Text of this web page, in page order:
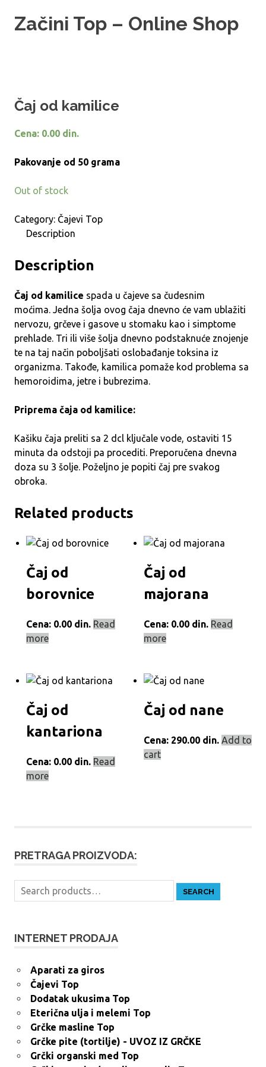
Začini Top – Online Shop
Čaj od kamilice
Cena: 0.00 din.
Pakovanje od 50 grama
Out of stock
Category: Čajevi Top
Description
Description
Čaj od kamilice spada u čajeve sa čudesnim
moćima. Jedna šolja ovog čaja dnevno će vam ublažiti
nervozu, grčeve i gasove u stomaku kao i simptome
prehlade. Tri ili više šolja dnevno podstaknuće znojenje
te na taj način poboljšati oslobađanje toksina iz
organizma. Takođe, kamilica pomaže kod problema sa
hemoroidima, jetre i bubrezima.
Priprema čaja od kamilice:
Kašiku čaja preliti sa 2 dcl ključale vode, ostaviti 15
minuta da odstoji pa procediti. Preporučena dnevna
doza su 3 šolje. Poželjno je popiti čaj pre svakog
obroka.
Related products
Čaj od
borovnice
Cena: 0.00 din. Read
more
Čaj od
majorana
Cena: 0.00 din. Read
more
Čaj od
kantariona
Cena: 0.00 din. Read
more
Čaj od nane
Cena: 290.00 din. Add to
cart
PRETRAGA PROIZVODA:
Search
for:
SEARCH
INTERNET PRODAJA
Aparati za giros
Čajevi Top
Dodatak ukusima Top
Eterična ulja i melemi Top
Grčke masline Top
Grčke pite (tortilje) - UVOZ IZ GRČKE
Grčki organski med Top